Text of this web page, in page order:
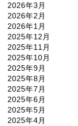
2026年3月
2026年2月
2026年1月
2025年12月
2025年11月
2025年10月
2025年9月
2025年8月
2025年7月
2025年6月
2025年5月
2025年4月